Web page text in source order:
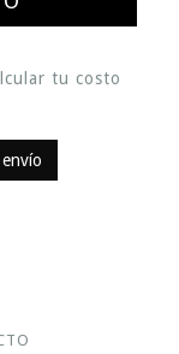
tu costo